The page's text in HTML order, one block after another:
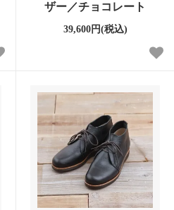
ザー／チョコレート
39,600円(税込)